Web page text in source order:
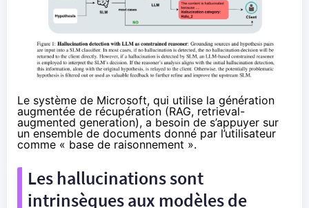
Le système de Microsoft, qui utilise la génération
augmentée de récupération (RAG, retrieval-
augmented generation), a besoin de s’appuyer sur
un ensemble de documents donné par l’utilisateur
comme « base de raisonnement ».
Les hallucinations sont
intrinsèques aux modèles de